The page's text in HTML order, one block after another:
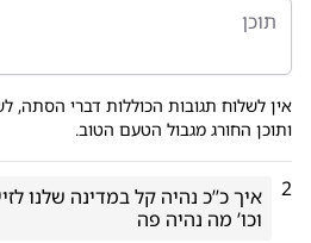
אין לשלוח תגובות הכוללות דברי הסתה,
ותוכן החורג מגבול הטעם הטוב.
2
וכו’ מה נהיה פה